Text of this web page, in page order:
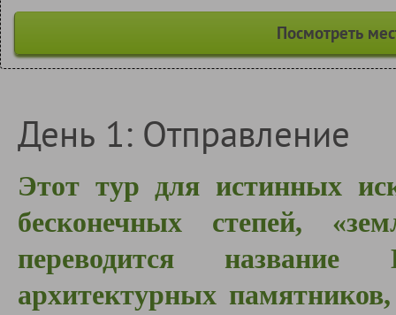
Посмотреть
День 1: Отправление
Этот тур для истинных
бесконечных степей,
переводится название
архитектурных